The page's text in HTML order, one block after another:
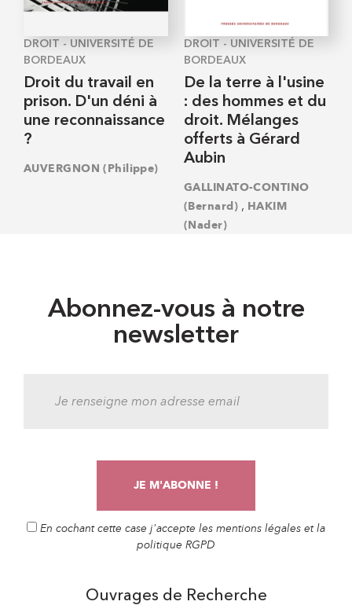
DROIT - UNIVERSITÉ DE
BORDEAUX
Droit du travail en
prison. D'un déni à
une reconnaissance
?
AUVERGNON (Philippe)
DROIT - UNIVERSITÉ DE
BORDEAUX
De la terre à l'usine
: des hommes et du
droit. Mélanges
offerts à Gérard
Aubin
GALLINATO-CONTINO
(Bernard), HAKIM
(Nader)
Abonnez-vous à notre
newsletter
En cochant cette case j'accepte les mentions légales et la
politique RGPD
Ouvrages de Recherche